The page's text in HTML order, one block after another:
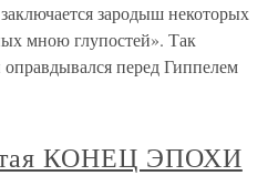
зародыш некоторых
мною глупостей». Так
перед Гиппелем
КОНЕЦ ЭПОХИ